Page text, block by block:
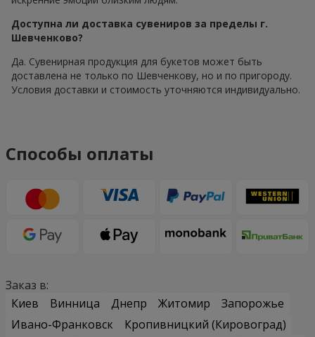
Доступна ли доставка сувениров за пределы г.
Шевченково?
Да. Сувенирная продукция для букетов может быть
доставлена не только по Шевченкову, но и по пригороду.
Условия доставки и стоимость уточняются индивидуально.
Способы оплаты
Заказ в:
Киев
Винница Днепр Житомир
Запорожье
Ивано-Франковск
Кропивницкий (Кировоград)